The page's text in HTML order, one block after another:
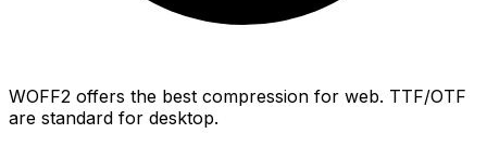
WOFF2 offers the best compression for web. TTF/OTF
are standard for desktop.